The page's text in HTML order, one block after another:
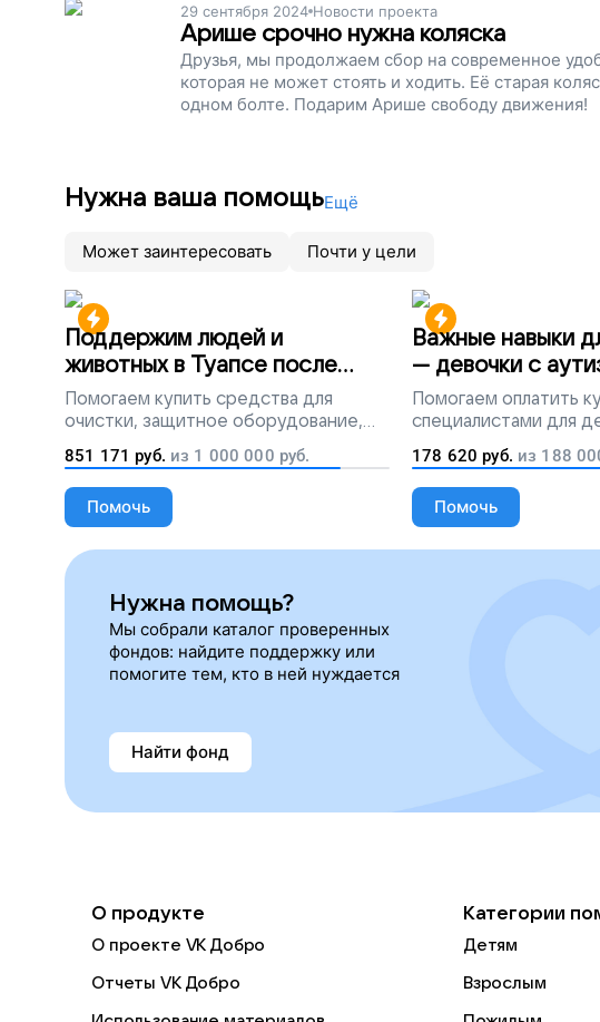
29 сентября 2024 Новости проекта
Арише срочно нужна коляска
Друзья, мы продолжаем сбор на современное
которая не может стоять и ходить. Её старая
одном болте. Подарим Арише свободу движения!
Нужна ваша помощьЕщё
Может заинтересовать Почти у цели
Поддержим людей и
животных в Туапсе после
разлива мазута
Помогаем купить средства для
очистки, защитное оборудование,
необходимости
851 171 руб. из 1 000 000 руб.
Помочь
Важные навыки
— девочки с
Помогаем оплатить
специалистами для
178 620 руб. из 188
Помочь
Нужна помощь?
Мы собрали каталог проверенных
фондов: найдите поддержку или
помогите тем, кто в ней нуждается
Найти фонд
О продукте
О проекте VK Добро
Отчеты VK Добро
Категории
Детям
Взрослым